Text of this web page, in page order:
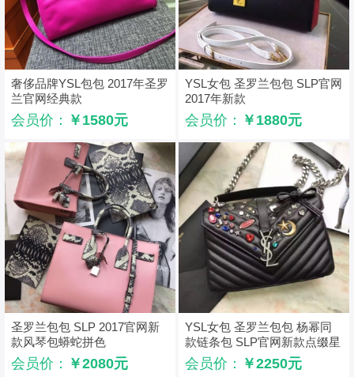
奢侈品牌YSL包包 2017年圣罗
兰官网经典款
会员价： ￥1580元
YSL女包 圣罗兰包包 SLP官网
2017年新款
会员价： ￥1880元
圣罗兰包包 SLP 2017官网新
款风琴包蟒蛇拼色
会员价： ￥2080元
YSL女包 圣罗兰包包 杨幂同
款链条包 SLP官网新款点缀星
星月亮
会员价： ￥2250元